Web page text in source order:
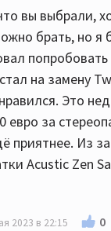
вы выбрали,
брать, но я
попробовать
на замену
Это
евро за
приятнее. Из
Acustic Zen
2023 в 22:15 0